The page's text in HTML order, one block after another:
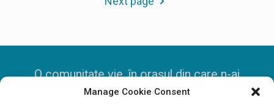
Manage Cookie Consent
O comunitate vie, în orașul din care n-ai
mai pleca